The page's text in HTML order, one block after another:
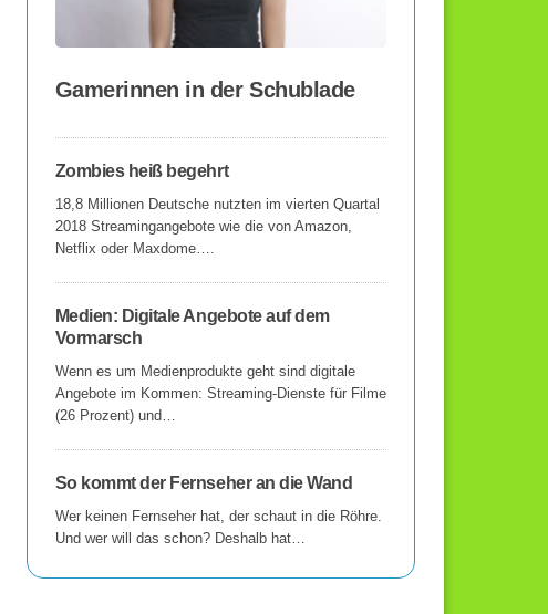
Gamerinnen in der Schublade
Zombies heiß begehrt
18,8 Millionen Deutsche nutzten im vierten Quartal
2018 Streamingangebote wie die von Amazon,
Netflix oder Maxdome….
Medien: Digitale Angebote auf dem
Vormarsch
Wenn es um Medienprodukte geht sind digitale
Angebote im Kommen: Streaming-Dienste für Filme
(26 Prozent) und…
So kommt der Fernseher an die Wand
Wer keinen Fernseher hat, der schaut in die Röhre.
Und wer will das schon? Deshalb hat…